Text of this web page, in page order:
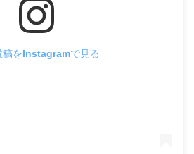
稿をInstagramで見る